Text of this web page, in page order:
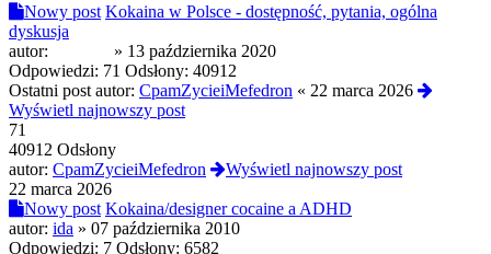
Nowy post Kokaina w Polsce - dostępność, pytania, ogólna
dyskusja
autor:
» 13 października 2020
Odpowiedzi: 71 Odsłony: 40912
Ostatni post autor: CpamZycieiMefedron « 22 marca 2026
Wyświetl najnowszy post
71
40912 Odsłony
autor: CpamZycieiMefedron
Wyświetl najnowszy post
22 marca 2026
Nowy post Kokaina/designer cocaine a ADHD
autor: ida » 07 października 2010
Odpowiedzi: 7 Odsłony: 6582